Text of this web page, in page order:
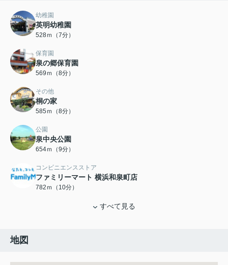
幼稚園
英明幼稚園
528ｍ（7分）
保育園
泉の郷保育園
569ｍ（8分）
その他
桐の家
585ｍ（8分）
公園
泉中央公園
654ｍ（9分）
コンビニエンスストア
ファミリーマート 横浜和泉町店
782ｍ（10分）
すべて見る
地図